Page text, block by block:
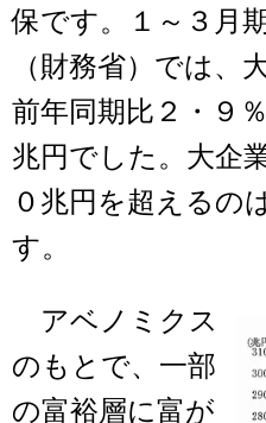
保です。１～３月
（財務省）では、
前年同期比２・９
兆円でした。大企
０兆円を超えるの
す。
アベノミクス
のもとで、一部
の富裕層に富が